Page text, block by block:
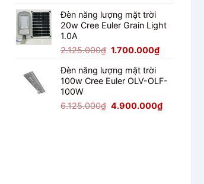
là:
2.750.000₫.là:
Đèn năng lượng mặt trời
20w Cree Euler Grain Light
1.0A
2.125.000₫ Giá
là:
2.125.000₫.
1.700.000₫Giá
là:
Đèn năng lượng mặt trời
100w Cree Euler OLV-OLF-
100W
6.125.000₫ Giá
4.900.000₫Giá